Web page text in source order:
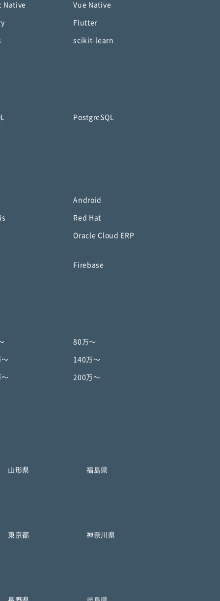
Native Vue Native
Flutter
scikit-learn
PostgreSQL
Android
Red Hat
Oracle Cloud ERP
Firebase
80万〜
〜 140万〜
〜 200万〜
山形県 福島県
東京都 神奈川県